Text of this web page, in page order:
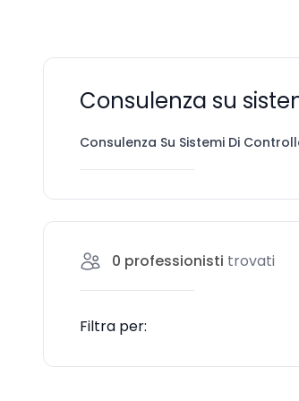
Consulenza su
Consulenza Su Sistemi Di
0 professionisti trovati
Filtra per: